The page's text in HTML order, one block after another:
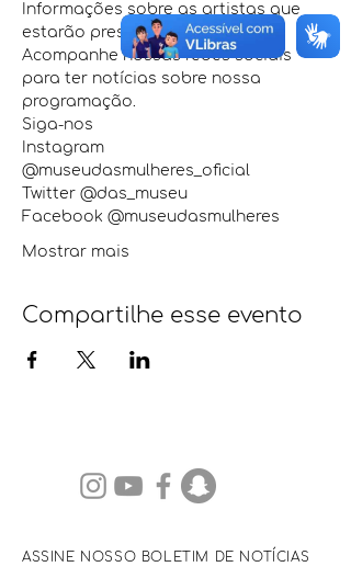
Informações sobre as artistas que
estarão presentes em breve!
Acompanhe nossas redes sociais
para ter notícias sobre nossa
programação.
Siga-nos
Instagram
@museudasmulheres_oficial
Twitter @das_museu
Facebook @museudasmulheres
Mostrar mais
Compartilhe esse evento
ASSINE NOSSO BOLETIM DE NOTÍCIAS